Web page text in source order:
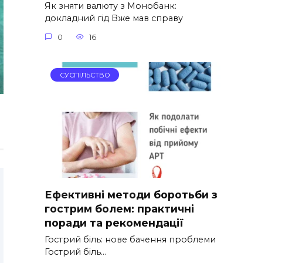
Як зняти валюту з Монобанк:
докладний гід Вже мав справу
0 16
СУСПІЛЬСТВО
Ефективні методи боротьби з
гострим болем: практичні
поради та рекомендації
Гострий біль: нове бачення проблеми
Гострий біль…